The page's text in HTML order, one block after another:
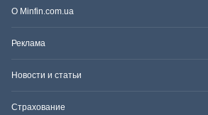
О Minfin.com.ua
Реклама
Новости и статьи
Страхование